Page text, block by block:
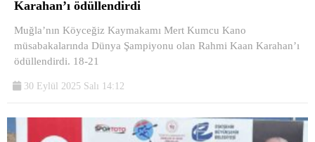
Karahan’ı ödüllendirdi
Muğla’nın Köyceğiz Kaymakamı Mert Kumcu Kano
müsabakalarında Dünya Şampiyonu olan Rahmi Kaan Karahan’ı
ödüllendirdi. 18-21
30 Eylül 2025 Salı 14:12